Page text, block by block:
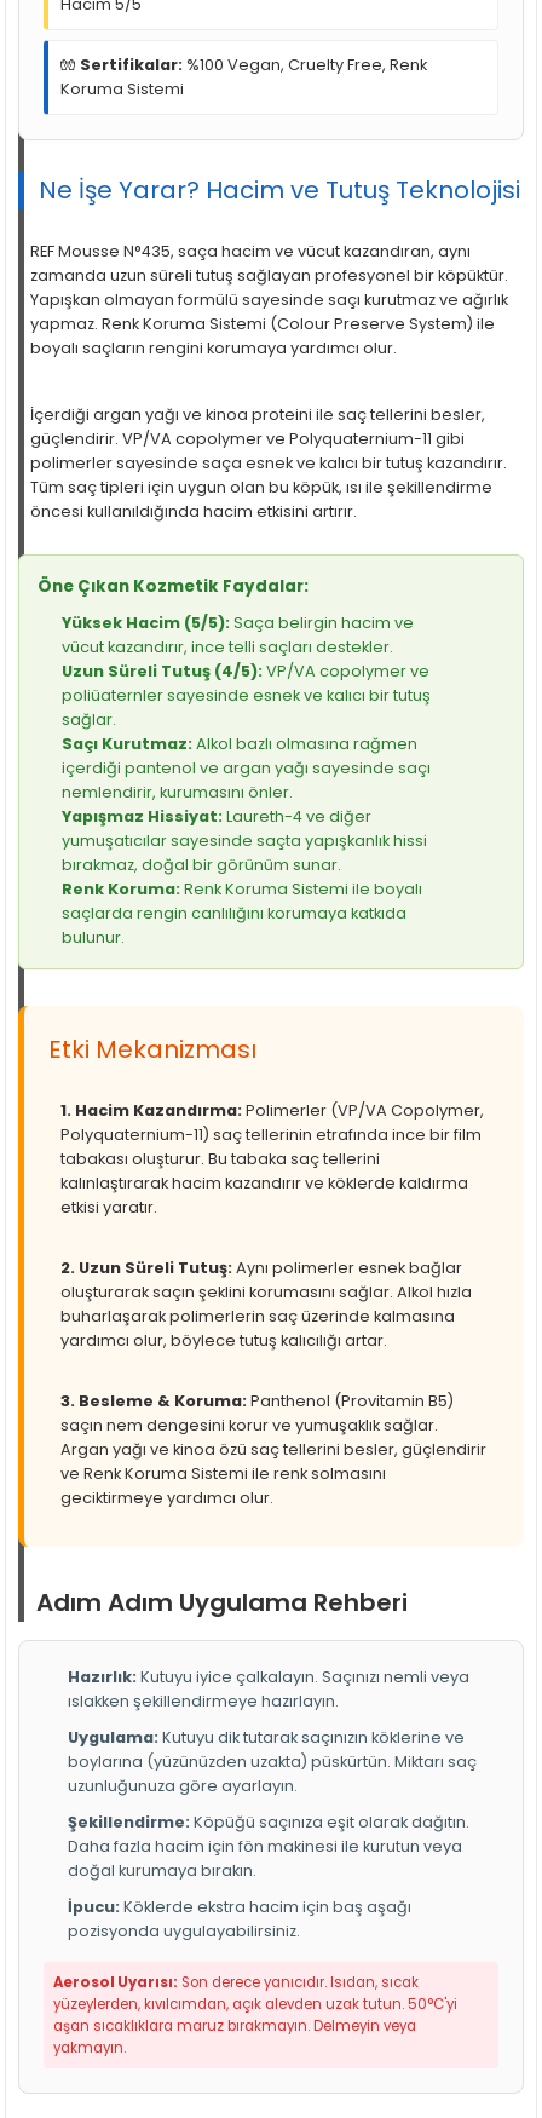
🧤 Sertifikalar: %100 Vegan, Cruelty Free, Renk
Koruma Sistemi
Ne İşe Yarar? Hacim ve Tutuş Teknolojisi
REF Mousse N°435, saça hacim ve vücut kazandıran, aynı
zamanda uzun süreli tutuş sağlayan profesyonel bir köpüktür.
Yapışkan olmayan formülü sayesinde saçı kurutmaz ve ağırlık
yapmaz. Renk Koruma Sistemi (Colour Preserve System) ile
boyalı saçların rengini korumaya yardımcı olur.
İçerdiği argan yağı ve kinoa proteini ile saç tellerini besler,
güçlendirir. VP/VA copolymer ve Polyquaternium-11 gibi
polimerler sayesinde saça esnek ve kalıcı bir tutuş kazandırır.
Tüm saç tipleri için uygun olan bu köpük, ısı ile şekillendirme
öncesi kullanıldığında hacim etkisini artırır.
Öne Çıkan Kozmetik Faydalar:
Yüksek Hacim (5/5): Saça belirgin hacim ve
vücut kazandırır, ince telli saçları destekler.
Uzun Süreli Tutuş (4/5): VP/VA copolymer ve
poliüaternler sayesinde esnek ve kalıcı bir tutuş
sağlar.
Saçı Kurutmaz: Alkol bazlı olmasına rağmen
içerdiği pantenol ve argan yağı sayesinde saçı
nemlendirir, kurumasını önler.
Yapışmaz Hissiyat: Laureth-4 ve diğer
yumuşatıcılar sayesinde saçta yapışkanlık hissi
bırakmaz, doğal bir görünüm sunar.
Renk Koruma: Renk Koruma Sistemi ile boyalı
saçlarda rengin canlılığını korumaya katkıda
bulunur.
Etki Mekanizması
1. Hacim Kazandırma: Polimerler (VP/VA Copolymer,
Polyquaternium-11) saç tellerinin etrafında ince bir film
tabakası oluşturur. Bu tabaka saç tellerini
kalınlaştırarak hacim kazandırır ve köklerde kaldırma
etkisi yaratır.
2. Uzun Süreli Tutuş: Aynı polimerler esnek bağlar
oluşturarak saçın şeklini korumasını sağlar. Alkol hızla
buharlaşarak polimerlerin saç üzerinde kalmasına
yardımcı olur, böylece tutuş kalıcılığı artar.
3. Besleme & Koruma: Panthenol (Provitamin B5)
saçın nem dengesini korur ve yumuşaklık sağlar.
Argan yağı ve kinoa özü saç tellerini besler, güçlendirir
ve Renk Koruma Sistemi ile renk solmasını
geciktirmeye yardımcı olur.
Adım Adım Uygulama Rehberi
Hazırlık: Kutuyu iyice çalkalayın. Saçınızı nemli veya
ıslakken şekillendirmeye hazırlayın.
Uygulama: Kutuyu dik tutarak saçınızın köklerine ve
boylarına (yüzünüzden uzakta) püskürtün. Miktarı saç
uzunluğunuza göre ayarlayın.
Şekillendirme: Köpüğü saçınıza eşit olarak dağıtın.
Daha fazla hacim için fön makinesi ile kurutun veya
doğal kurumaya bırakın.
İpucu: Köklerde ekstra hacim için baş aşağı
pozisyonda uygulayabilirsiniz.
Aerosol Uyarısı: Son derece yanıcıdır. Isıdan, sıcak
yüzeylerden, kıvılcımdan, açık alevden uzak tutun. 50°C'yi
aşan sıcaklıklara maruz bırakmayın. Delmeyin veya
yakmayın.